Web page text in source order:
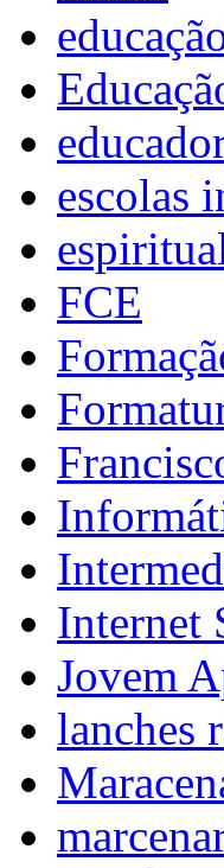
escolas
FCE
Internet
Jovem
lanches